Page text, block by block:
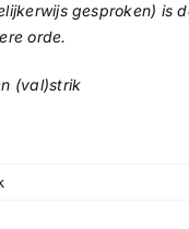
gesproken) is
orde.
(val)strik